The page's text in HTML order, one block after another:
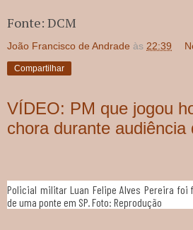
Fonte: DCM
João Francisco de Andrade às 22:39
Compartilhar
VÍDEO: PM que jogou
chora durante audiência
Policial militar Luan Felipe Alves Pereira foi
de uma ponte em SP. Foto: Reprodução